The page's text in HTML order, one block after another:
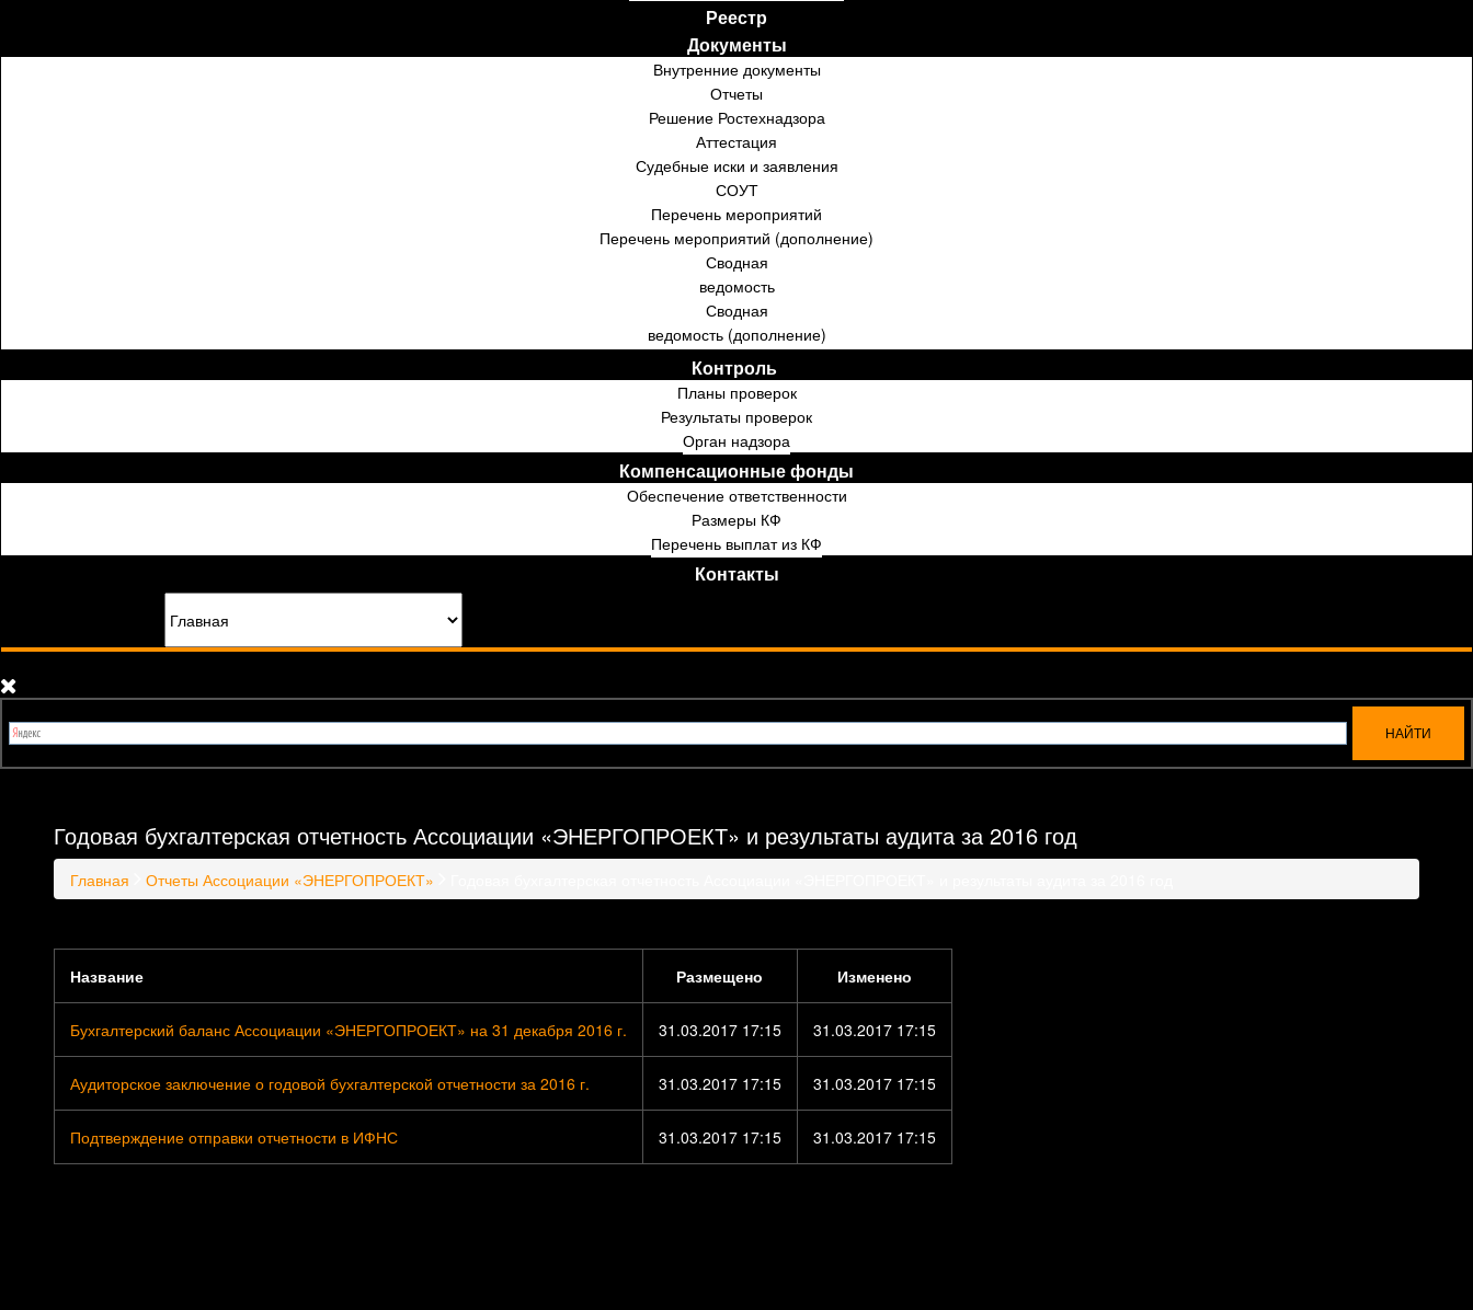
Реестр
Документы
Внутренние документы
Отчеты
Решение Ростехнадзора
Аттестация
Судебные иски и заявления
СОУТ
Перечень мероприятий
Перечень мероприятий (дополнение)
Сводная
ведомость
Сводная
ведомость (дополнение)
Контроль ⁣⁣⁣⁣
Планы проверок
Результаты проверок
Орган надзора
Компенсационные фонды
Обеспечение ответственности
Размеры КФ
Перечень выплат из КФ
Контакты
Годовая бухгалтерская отчетность Ассоциации «ЭНЕРГОПРОЕКТ» и результаты аудита за 2016 год
Главная Отчеты Ассоциации «ЭНЕРГОПРОЕКТ»
Название Размещено Изменено
Бухгалтерский баланс Ассоциации «ЭНЕРГОПРОЕКТ» на 31 декабря 2016 г. 31.03.2017 17:15 31.03.2017 17:15
Аудиторское заключение о годовой бухгалтерской отчетности за 2016 г. 31.03.2017 17:15 31.03.2017 17:15
Подтверждение отправки отчетности в ИФНС 31.03.2017 17:15 31.03.2017 17:15